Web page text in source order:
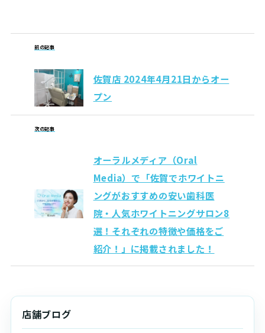
前の記事
佐賀店 2024年4月21日からオー
プン
次の記事
オーラルメディア（Oral
Media）で「佐賀でホワイトニ
ングがおすすめの安い歯科医
院・人気ホワイトニングサロン8
選！それぞれの特徴や価格をご
紹介！」に掲載されました！
店舗ブログ